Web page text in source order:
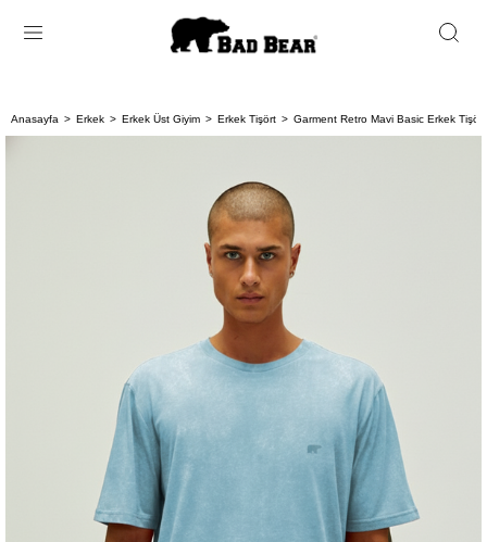
Anasayfa Erkek Erkek Üst Giyim Erkek Tişört Garment Retro Mavi Basic Erkek Tişört